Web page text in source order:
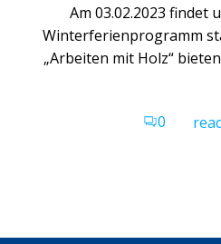
Am 03.02.2023 findet
Winterferienprogramm
„Arbeiten mit Holz“
0